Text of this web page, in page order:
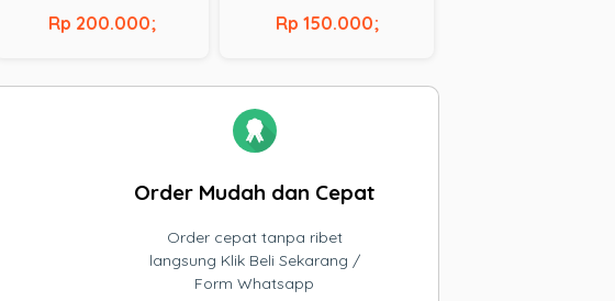
Rp 200.000; Rp 150.000;
Order Mudah dan Cepat
Order cepat tanpa ribet
langsung Klik Beli Sekarang /
Form Whatsapp